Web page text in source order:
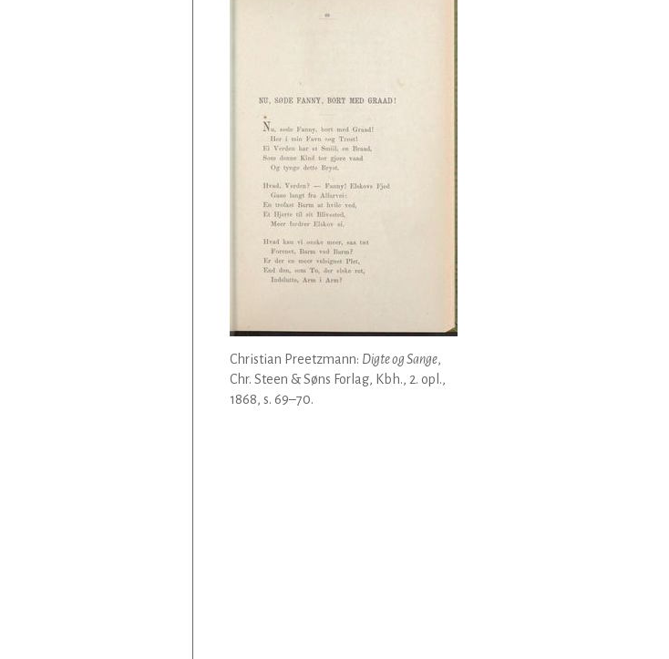
Christian Preetzmann: Digte og Sange,
Chr. Steen & Søns Forlag, Kbh., 2. opl.,
1868, s. 69–70.